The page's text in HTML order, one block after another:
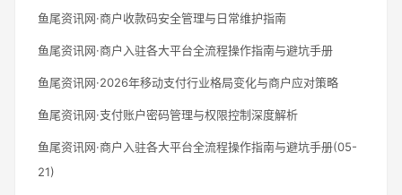
鱼尾资讯网·商户收款码安全管理与日常维护指南
鱼尾资讯网·商户入驻各大平台全流程操作指南与避坑手册
鱼尾资讯网·2026年移动支付行业格局变化与商户应对策略
鱼尾资讯网·支付账户密码管理与权限控制深度解析
鱼尾资讯网·商户入驻各大平台全流程操作指南与避坑手册(05-
21)